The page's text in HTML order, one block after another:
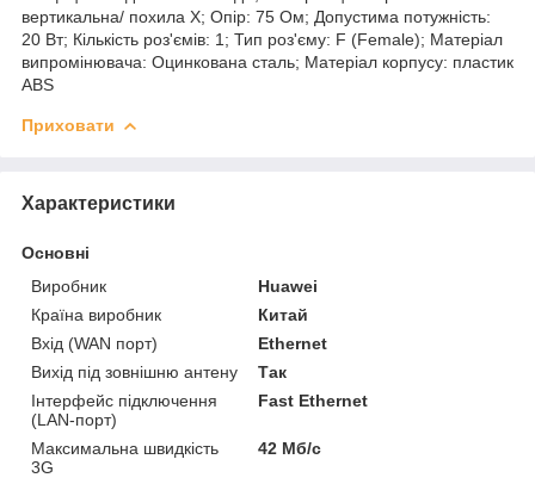
вертикальна/ похила Х; Опір: 75 Ом; Допустима потужність:
20 Вт; Кількість роз'ємів: 1; Тип роз'єму: F (Female); Матеріал
випромінювача: Оцинкована сталь; Матеріал корпусу: пластик
ABS
Приховати
Характеристики
Основні
Виробник
Huawei
Країна виробник
Китай
Вхід (WAN порт)
Ethernet
Вихід під зовнішню антену
Так
Інтерфейс підключення
(LAN-порт)
Fast Ethernet
Максимальна швидкість
3G
42 Мб/с